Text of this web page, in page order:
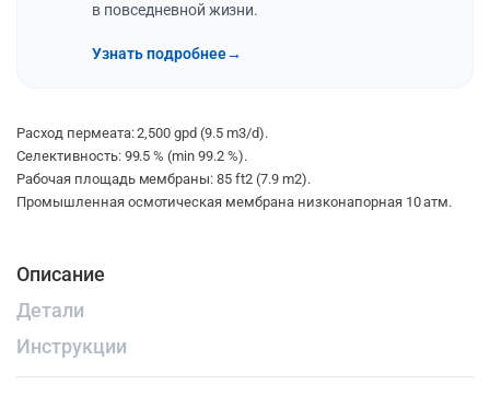
в повседневной жизни.
Узнать подробнее→
Расход пермеата: 2,500 gpd (9.5 m3/d).
Селективность: 99.5 % (min 99.2 %).
Рабочая площадь мембраны: 85 ft2 (7.9 m2).
Промышленная осмотическая мембрана низконапорная 10 атм.
Описание
Детали
Инструкции